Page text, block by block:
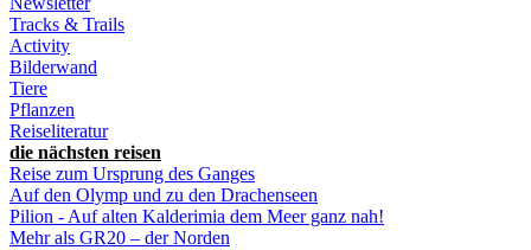
Tracks & Trails
Activity
Bilderwand
Tiere
Pflanzen
Reiseliteratur
die nächsten reisen
Reise zum Ursprung des Ganges
Auf den Olymp und zu den Drachenseen
Pilion - Auf alten Kalderimia dem Meer ganz nah!
Mehr als GR20 – der Norden